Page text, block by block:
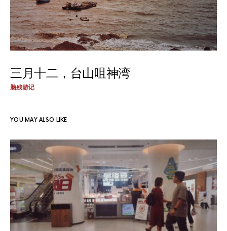
三月十二，台山咀神湾
脑残游记
YOU MAY ALSO LIKE